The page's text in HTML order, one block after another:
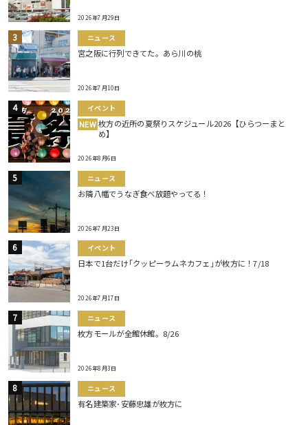
2026年7月29日
ニュース
宮之阪に行列できてた。あら川の桃
2026年7月10日
イベント
NEW 枚方の近所の夏祭りスケジュール2026【ひらつーまと
め】
2026年8月6日
ニュース
お隣八幡でうなぎ食べ放題やってる！
2026年7月23日
イベント
日本で1台だけ｢クッピーラムネカフェ｣が枚方に！7/18
2026年7月17日
ニュース
枚方モールが全館休館。8/26
2026年8月3日
ニュース
有名建築家･安藤忠雄が枚方に